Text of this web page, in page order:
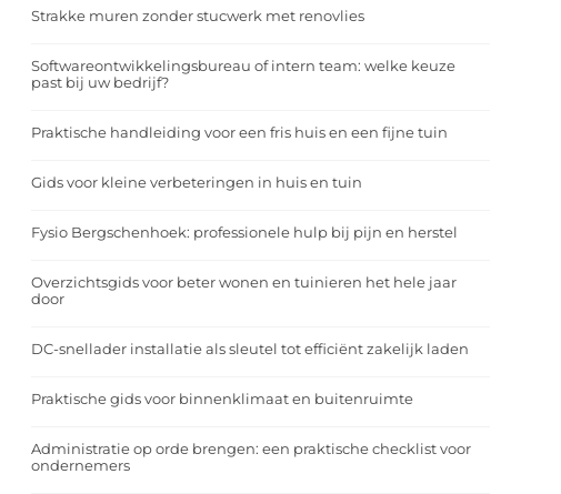
Strakke muren zonder stucwerk met renovlies
Softwareontwikkelingsbureau of intern team: welke keuze
past bij uw bedrijf?
Praktische handleiding voor een fris huis en een fijne tuin
Gids voor kleine verbeteringen in huis en tuin
Fysio Bergschenhoek: professionele hulp bij pijn en herstel
Overzichtsgids voor beter wonen en tuinieren het hele jaar
door
DC-snellader installatie als sleutel tot efficiënt zakelijk laden
Praktische gids voor binnenklimaat en buitenruimte
Administratie op orde brengen: een praktische checklist voor
ondernemers